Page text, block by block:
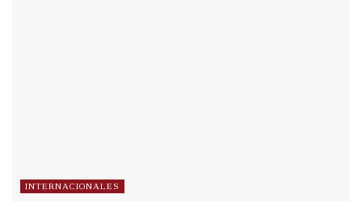
INTERNACIONALES